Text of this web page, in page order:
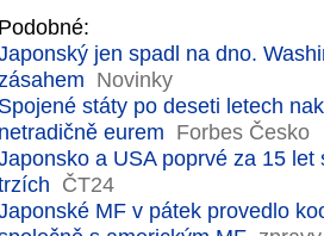
Podobné:
jen spadl na dno.
Novinky
Spojené státy po deseti letech
netradičně eurem Forbes Česko
a USA poprvé za 15
ČT24
MF v pátek provedlo